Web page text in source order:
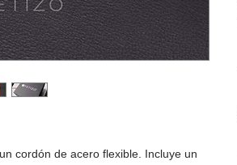
cordón de acero flexible. Incluye un